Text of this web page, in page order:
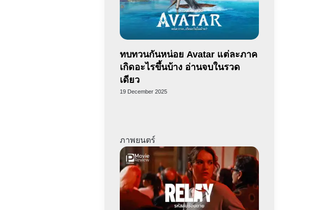
ทบทวนกันหน่อย Avatar แต่ละภาค
เกิดอะไรขึ้นบ้าง อ่านจบในรวด
เดียว
19 December 2025
ภาพยนตร์